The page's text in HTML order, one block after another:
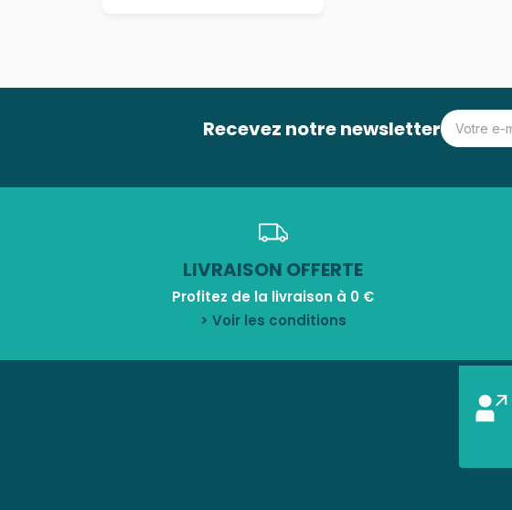
Recevez notre newsletter
LIVRAISON OFFERTE
Profitez de la livraison à 0 €
> Voir les conditions